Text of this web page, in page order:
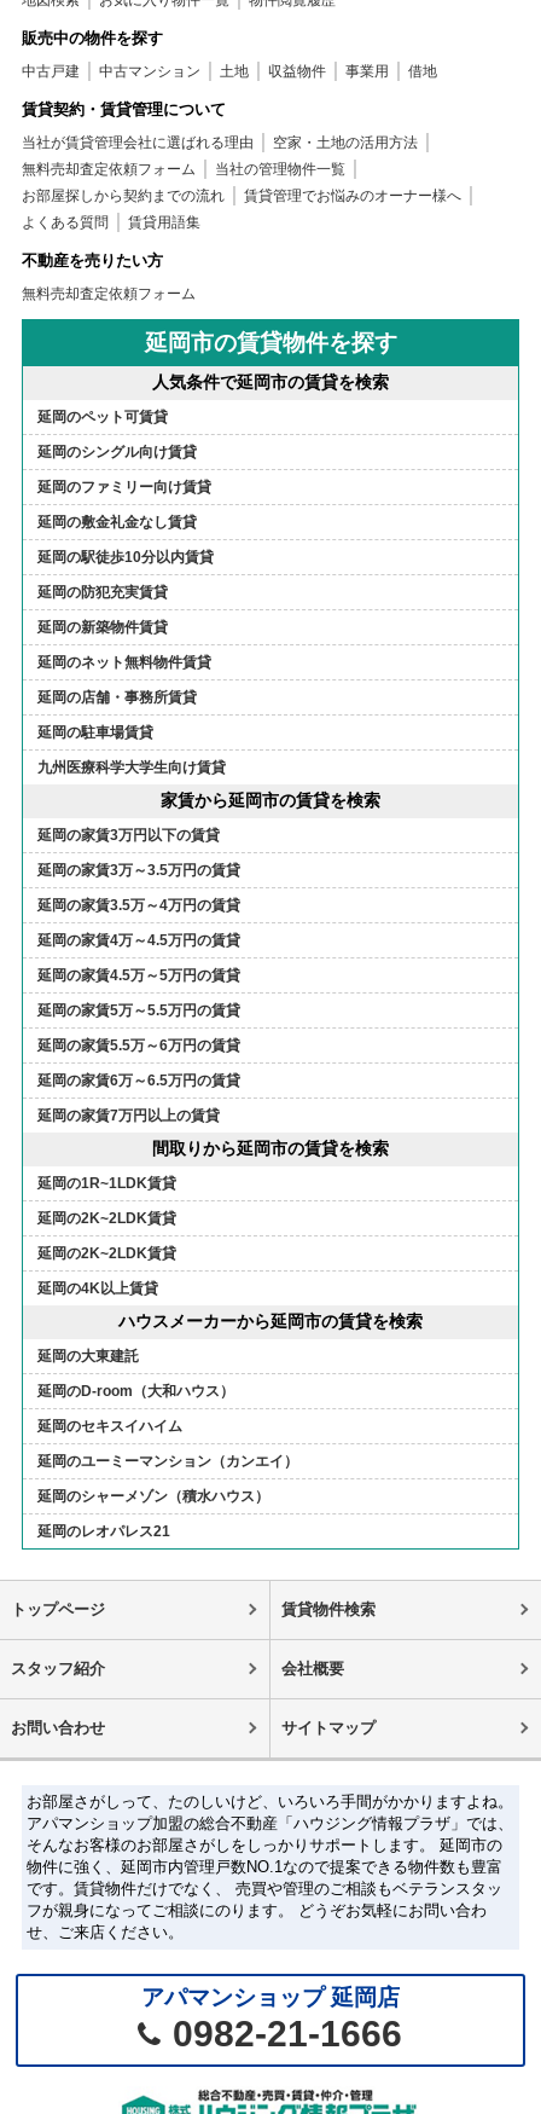
販売中の物件を探す
中古戸建 中古マンション 土地 収益物件 事業用 借地
賃貸契約・賃貸管理について
当社が賃貸管理会社に選ばれる理由
空家・土地の活用方法
無料売却査定依頼フォーム
当社の管理物件一覧
お部屋探しから契約までの流れ
賃貸管理でお悩みのオーナー様へ
よくある質問
賃貸用語集
不動産を売りたい方
無料売却査定依頼フォーム
延岡市の賃貸物件を探す
人気条件で延岡市の賃貸を検索
延岡のペット可賃貸
延岡のシングル向け賃貸
延岡のファミリー向け賃貸
延岡の敷金礼金なし賃貸
延岡の駅徒歩10分以内賃貸
延岡の防犯充実賃貸
延岡の新築物件賃貸
延岡のネット無料物件賃貸
延岡の店舗・事務所賃貸
延岡の駐車場賃貸
九州医療科学大学生向け賃貸
家賃から延岡市の賃貸を検索
延岡の家賃3万円以下の賃貸
延岡の家賃3万～3.5万円の賃貸
延岡の家賃3.5万～4万円の賃貸
延岡の家賃4万～4.5万円の賃貸
延岡の家賃4.5万～5万円の賃貸
延岡の家賃5万～5.5万円の賃貸
延岡の家賃5.5万～6万円の賃貸
延岡の家賃6万～6.5万円の賃貸
延岡の家賃7万円以上の賃貸
間取りから延岡市の賃貸を検索
延岡の1R~1LDK賃貸
延岡の2K~2LDK賃貸
延岡の2K~2LDK賃貸
延岡の4K以上賃貸
ハウスメーカーから延岡市の賃貸を検索
延岡の大東建託
延岡のD-room（大和ハウス）
延岡のセキスイハイム
延岡のユーミーマンション（カンエイ）
延岡のシャーメゾン（積水ハウス）
延岡のレオパレス21
トップページ 賃貸物件検索
スタッフ紹介 会社概要
お問い合わせ サイトマップ
お部屋さがしって、たのしいけど、いろいろ手間がかかりますよね。
アパマンショップ加盟の総合不動産「ハウジング情報プラザ」では、
そんなお客様のお部屋さがしをしっかりサポートします。 延岡市の
物件に強く、延岡市内管理戸数NO.1なので提案できる物件数も豊富
です。賃貸物件だけでなく、 売買や管理のご相談もベテランスタッ
フが親身になってご相談にのります。 どうぞお気軽にお問い合わ
せ、ご来店ください。
アパマンショップ 延岡店
0982-21-1666